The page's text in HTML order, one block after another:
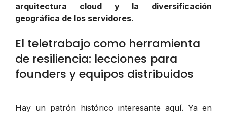
arquitectura cloud y la diversificación
geográfica de los servidores.
El teletrabajo como herramienta
de resiliencia: lecciones para
founders y equipos distribuidos
Hay un patrón histórico interesante aquí. Ya en